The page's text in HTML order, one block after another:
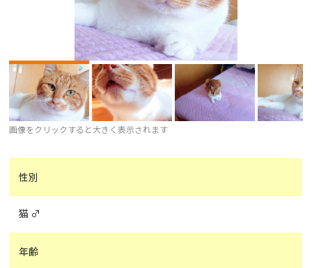
画像をクリックすると大きく表示されます
性別
猫 ♂
年齢